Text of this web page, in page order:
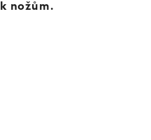
k nožům.